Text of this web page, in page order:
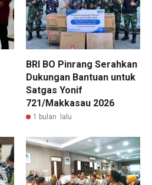
BRI BO Pinrang Serahkan
Dukungan Bantuan untuk
Satgas Yonif
721/Makkasau 2026
1 bulan lalu